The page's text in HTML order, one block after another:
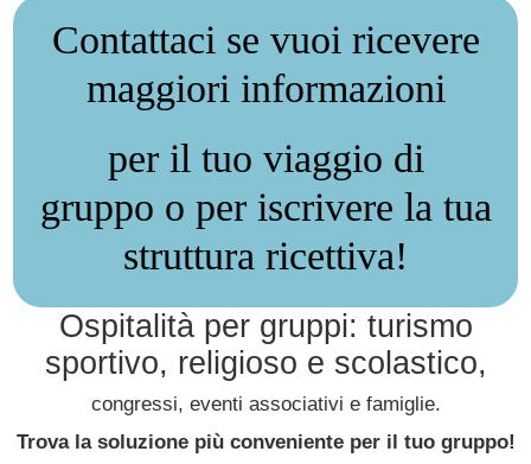
Contattaci se vuoi ricevere
maggiori informazioni
per il tuo viaggio di
gruppo o per iscrivere la tua
struttura ricettiva!
Ospitalità per gruppi: turismo
sportivo, religioso e scolastico,
congressi, eventi associativi e famiglie.
Trova la soluzione più conveniente per il tuo gruppo!